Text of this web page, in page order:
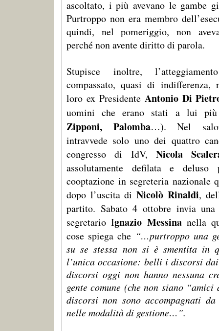
ascoltato, i più avevano le gambe
Purtroppo non era membro
quindi, nel pomeriggio, non
perché non avente diritto di parola.
Stupisce inoltre,
compassato, quasi di
loro ex Presidente Antonio Di
uomini che erano stati a lui
Zipponi, Palomba…). Nel
intravvede solo uno dei quattro
congresso di IdV, Nicola
assolutamente defilata e
cooptazione in segreteria nazionale
dopo l’uscita diNicolò Rinaldi,
partito. Sabato 4 ottobre invia
segretario Ignazio Messinanella
cose spiega che “…purtroppo una
su se stessa non si è smentita in
l’unica occasione: belli i discorsi
discorsi oggi non hanno nessuna
gente comune (che non siano
discorsi non sono accompagnati
nelle modalità di gestione…”.